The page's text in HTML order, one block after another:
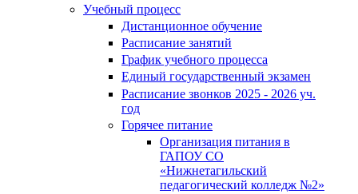
Учебный процесс
Дистанционное обучение
Расписание занятий
График учебного процесса
Единый государственный экзамен
Расписание звонков 2025 - 2026 уч.
год
Горячее питание
Организация питания в
ГАПОУ СО
«Нижнетагильский
педагогический колледж №2»